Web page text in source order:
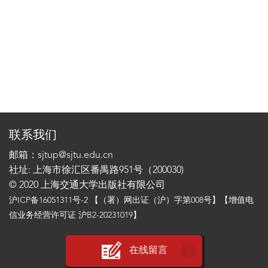
联系我们
邮箱：sjtup@sjtu.edu.cn
社址: 上海市徐汇区番禺路951号（200030)
© 2020 上海交通大学出版社有限公司
沪ICP备16051311号-2 【（署）网出证（沪）字第008号】【增值电
信业务经营许可证 沪B2-20231019】
在线留言